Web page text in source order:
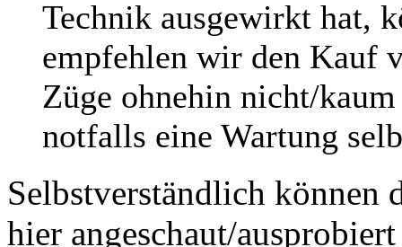
Technik ausgewirkt hat,
empfehlen wir den Kauf
Züge ohnehin nicht/
notfalls eine Wartung
Selbstverständlich
hier angeschaut/